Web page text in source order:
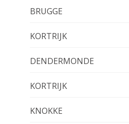
BRUGGE
KORTRIJK
DENDERMONDE
KORTRIJK
KNOKKE